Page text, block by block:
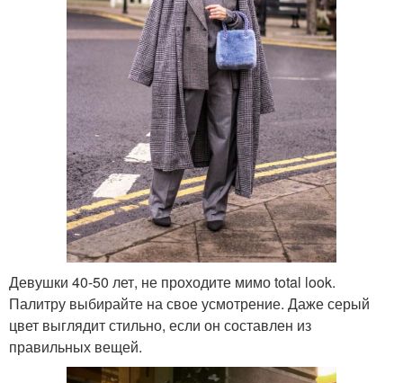
Девушки 40-50 лет, не проходите мимо total look.
Палитру выбирайте на свое усмотрение. Даже серый
цвет выглядит стильно, если он составлен из
правильных вещей.